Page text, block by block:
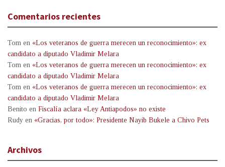
Comentarios recientes
Tom en «Los veteranos de guerra merecen un reconocimiento»: ex
candidato a diputado Vladimir Melara
Tom en «Los veteranos de guerra merecen un reconocimiento»: ex
candidato a diputado Vladimir Melara
Tom en «Los veteranos de guerra merecen un reconocimiento»: ex
candidato a diputado Vladimir Melara
Benito en Fiscalía aclara «Ley Antiapodos» no existe
Rudy en «Gracias, por todo»: Presidente Nayib Bukele a Chivo Pets
Archivos